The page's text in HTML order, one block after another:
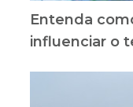
Entenda
influenciar o